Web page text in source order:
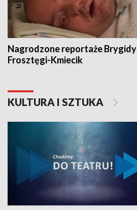
Nagrodzone reportaże Brygidy
Frosztęgi-Kmiecik
KULTURA I SZTUKA